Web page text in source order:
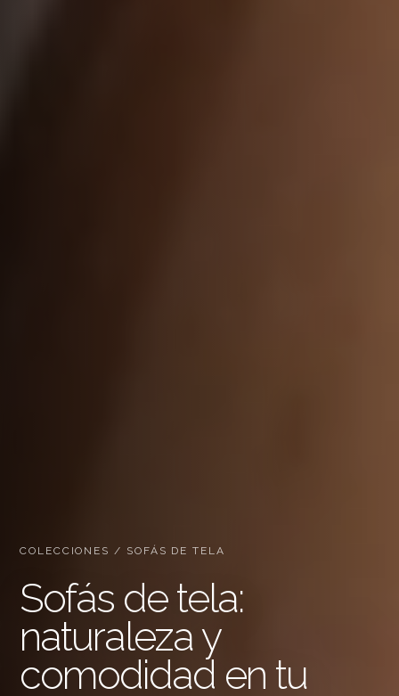
COLECCIONES / SOFÁS DE TELA
Sofás de tela:
naturaleza y
comodidad en tu